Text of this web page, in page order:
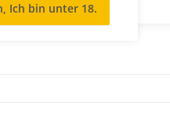
Ich bin unter 18.